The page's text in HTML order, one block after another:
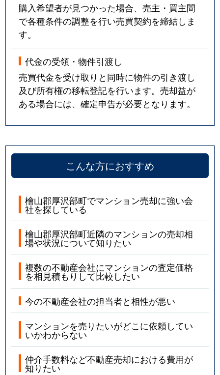
購入希望者が見つかった場合、売主・買主間
で各種条件の調整を行い売買契約を締結しま
す。
代金の受領・物件引渡し
売買代金を受け取りと同時に物件の引き渡し
及び所有権の移転登記を行います。売却益が
ある場合には、確定申告が必要となります。
こんな方におすすめ
檜山郡厚沢部町でマンション売却に強い会
社を探している
檜山郡厚沢部町近隣のマンションの売却相
場や状況について知りたい
複数の不動産会社にマンションの査定価格
を相見積もりして比較したい
今の不動産会社の担当者と相性が悪い
マンションを売りたいがどこに依頼してい
いかわからない
仲介手数料など不動産売却における費用が
知りたい